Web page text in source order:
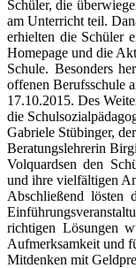
Schüler, die
am Unterricht teil.
erhielten die Schüler
Homepage und die
Schule. Besonders
offenen Berufsschule
17.10.2015. Des
die
Gabriele Stübinger,
Beratungslehrerin
Volquardsen den
und ihre vielfältigen
Abschließend lösten
richtigen Lösungen
Aufmerksamkeit und
Mitdenken mit